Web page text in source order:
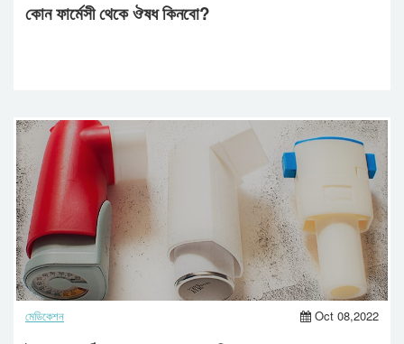
কোন ফার্মেসী থেকে ঔষধ কিনবো?
মেডিকেশন Oct 08,2022